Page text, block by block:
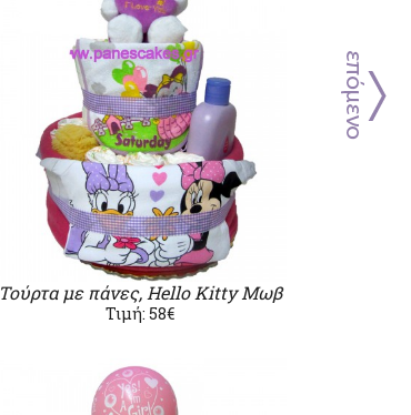
Τούρτα με πάνες, Hello Kitty Μωβ
Τιμή: 58€